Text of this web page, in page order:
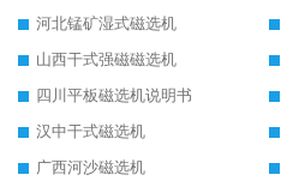
河北锰矿湿式磁选机
山西干式强磁磁选机
四川平板磁选机说明书
汉中干式磁选机
广西河沙磁选机